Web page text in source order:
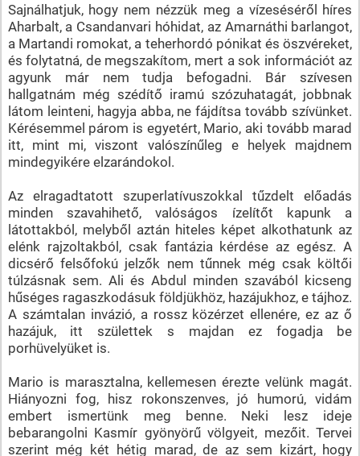
Sajnálhatjuk, hogy nem nézzük meg a vízeséséről híres
Aharbalt, a Csandanvari hóhidat, az Amarnáthi barlangot,
a Martandi romokat, a teherhordó pónikat és öszvéreket,
és folytatná, de megszakítom, mert a sok információt az
agyunk már nem tudja befogadni. Bár szívesen
hallgatnám még szédítő iramú szózuhatagát, jobbnak
látom leinteni, hagyja abba, ne fájdítsa tovább szívünket.
Kérésemmel párom is egyetért, Mario, aki tovább marad
itt, mint mi, viszont valószínűleg e helyek majdnem
mindegyikére elzarándokol.
Az elragadtatott szuperlatívuszokkal tűzdelt előadás
minden szavahihető, valóságos ízelítőt kapunk a
látottakból, melyből aztán hiteles képet alkothatunk az
elénk rajzoltakból, csak fantázia kérdése az egész. A
dicsérő felsőfokú jelzők nem tűnnek még csak költői
túlzásnak sem. Ali és Abdul minden szavából kicseng
hűséges ragaszkodásuk földjükhöz, hazájukhoz, e tájhoz.
A számtalan invázió, a rossz közérzet ellenére, ez az ő
hazájuk, itt születtek s majdan ez fogadja be
porhüvelyüket is.
Mario is marasztalna, kellemesen érezte velünk magát.
Hiányozni fog, hisz rokonszenves, jó humorú, vidám
embert ismertünk meg benne. Neki lesz ideje
bebarangolni Kasmír gyönyörű völgyeit, mezőit. Tervei
szerint még két hétig marad, de az sem kizárt, hogy